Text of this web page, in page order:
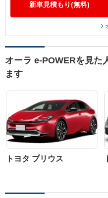
新車見積もり(無料)
オーラ e-POWERを見た
ます
トヨタ プリウス